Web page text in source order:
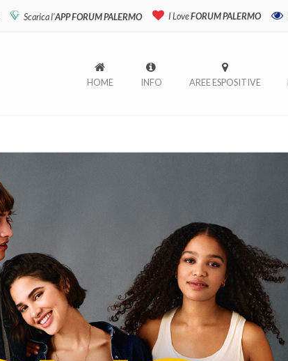
Scarica l'APP FORUM PALERMO I LoveFORUM PALERMO
HOME INFO AREE ESPOSITIVE